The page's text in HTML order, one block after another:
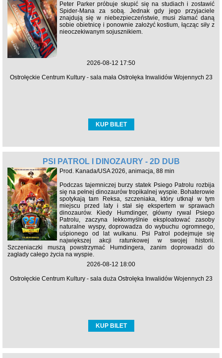
Peter Parker próbuje skupić się na studiach i zostawić
Spider-Mana za sobą. Jednak gdy jego przyjaciele
znajdują się w niebezpieczeństwie, musi złamać daną
sobie obietnicę i ponownie założyć kostium, łącząc siły z
nieoczekiwanym sojusznikiem.
2026-08-12 17:50
Ostrołęckie Centrum Kultury - sala mała Ostrołęka Inwalidów Wojennych 23
KUP BILET
PSI PATROL I DINOZAURY - 2D DUB
Prod. Kanada/USA 2026, animacja, 88 min
Podczas tajemniczej burzy statek Psiego Patrolu rozbija
się na pełnej dinozaurów tropikalnej wyspie. Bohaterowie
spotykają tam Reksa, szczeniaka, który utknął w tym
miejscu przed laty i stał się ekspertem w sprawach
dinozaurów. Kiedy Humdinger, główny rywal Psiego
Patrolu, zaczyna lekkomyślnie eksploatować zasoby
naturalne wyspy, doprowadza do wybuchu ogromnego,
uśpionego od lat wulkanu. Psi Patrol podejmuje się
największej akcji ratunkowej w swojej historii.
Szczeniaczki muszą powstrzymać Humdingera, zanim doprowadzi do
zagłady całego życia na wyspie.
2026-08-12 18:00
Ostrołęckie Centrum Kultury - sala duża Ostrołęka Inwalidów Wojennych 23
KUP BILET